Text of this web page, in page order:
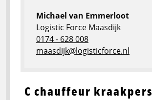
C chauffeur kraakpers
Michael van Emmerloot
Logistic Force Maasdijk
0174 - 628 008
maasdijk@logisticforce.nl